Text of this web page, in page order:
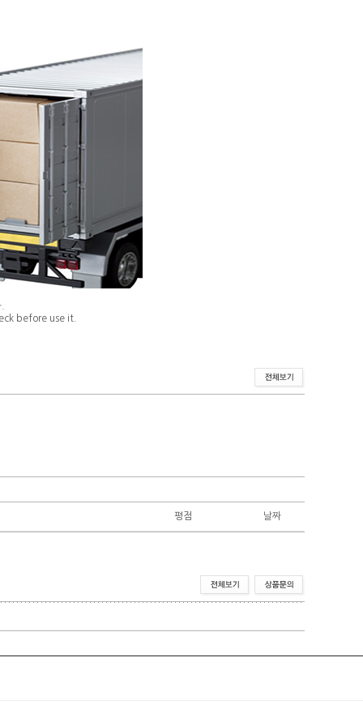
before use it.
평점 날짜